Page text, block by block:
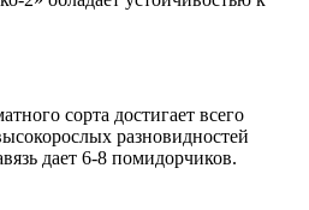
сорта достигает всего
разновидностей
дает 6-8 помидорчиков.